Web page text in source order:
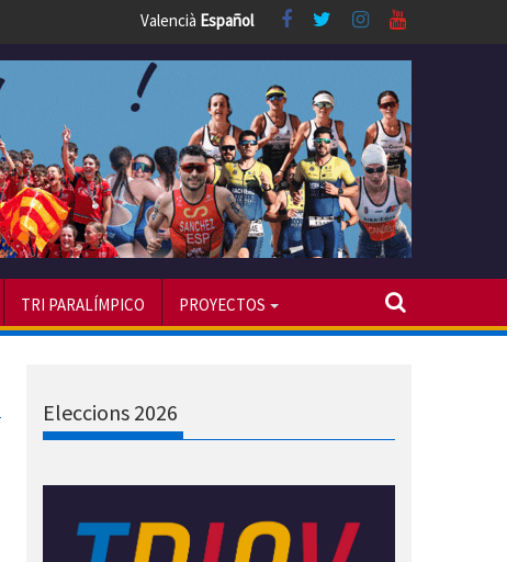
Valencià Español
TRI PARALÍMPICO PROYECTOS
Eleccions 2026